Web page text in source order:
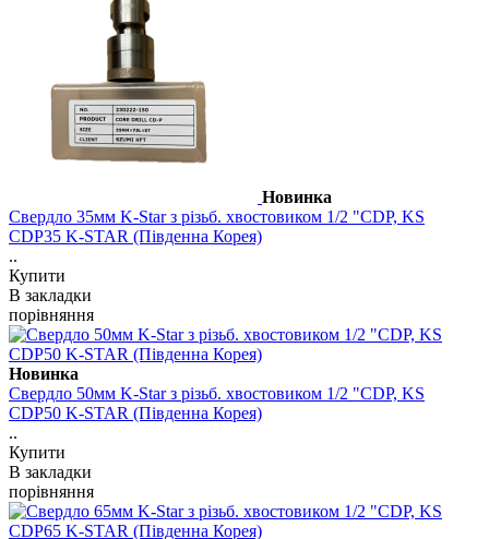
Новинка
Свердло 35мм K-Star з різьб. хвостовиком 1/2 "CDP, KS
CDP35 K-STAR (Південна Корея)
..
Купити
В закладки
порівняння
Новинка
Свердло 50мм K-Star з різьб. хвостовиком 1/2 "CDP, KS
CDP50 K-STAR (Південна Корея)
..
Купити
В закладки
порівняння